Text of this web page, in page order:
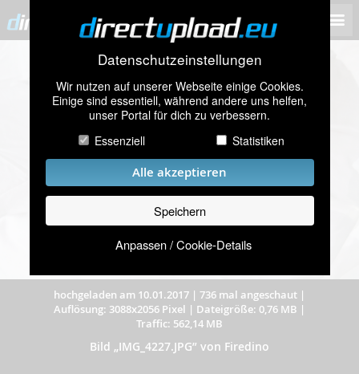
Datenschutzeinstellungen
Wir nutzen auf unserer Webseite einige Cookies.
Einige sind essentiell, während andere uns helfen,
unser Portal für dich zu verbessern.
Essenziell
Statistiken
Alle akzeptieren
Speichern
Anpassen / Cookie-Details
hochgeladen am 10.01.2017 | 736 mal angeschaut |
Auflösung: 3088x2056 Pixel | Dateigröße: 0,76 MB |
Traffic: 562,14 MB
Bild „IMG_4227.JPG” von Firedino